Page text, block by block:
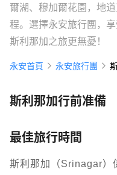
爾湖、穆加爾花園，地
程。選擇永安旅行團，
斯利那加之旅更無憂！
永安首頁 永安旅行團
斯利那加行前准備
最佳旅行時間
斯利那加（Srinagar）